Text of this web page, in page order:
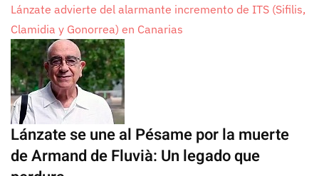
Lánzate advierte del alarmante incremento de ITS (Sifilis,
Clamidia y Gonorrea) en Canarias
Lánzate se une al Pésame por la muerte
de Armand de Fluvià: Un legado que